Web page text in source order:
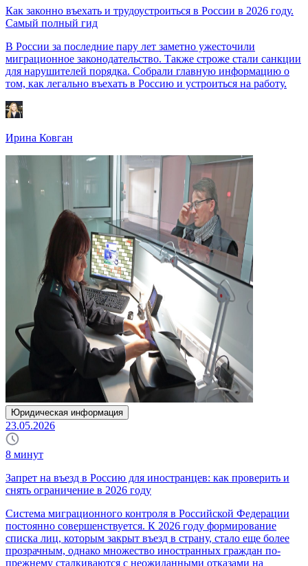
Как законно въехать и трудоустроиться в России в 2026 году.
Самый полный гид
В России за последние пару лет заметно ужесточили
миграционное законодательство. Также строже стали санкции
для нарушителей порядка. Собрали главную информацию о
том, как легально въехать в Россию и устроиться на работу.
Ирина Ковган
Юридическая информация
23.05.2026
8 минут
Запрет на въезд в Россию для иностранцев: как проверить и
снять ограничение в 2026 году
Система миграционного контроля в Российской Федерации
постоянно совершенствуется. К 2026 году формирование
списка лиц, которым закрыт въезд в страну, стало еще более
прозрачным, однако множество иностранных граждан по-
прежнему сталкиваются с неожиданными отказами на